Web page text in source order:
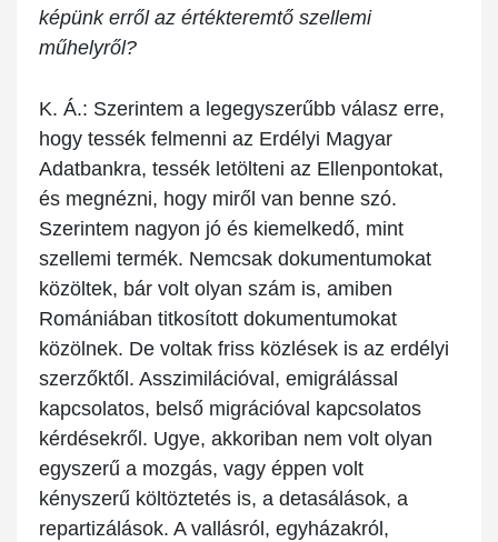
képünk erről az értékteremtő szellemi
műhelyről?
K. Á.: Szerintem a legegyszerűbb válasz erre,
hogy tessék felmenni az Erdélyi Magyar
Adatbankra, tessék letölteni az Ellenpontokat,
és megnézni, hogy miről van benne szó.
Szerintem nagyon jó és kiemelkedő, mint
szellemi termék. Nemcsak dokumentumokat
közöltek, bár volt olyan szám is, amiben
Romániában titkosított dokumentumokat
közölnek. De voltak friss közlések is az erdélyi
szerzőktől. Asszimilációval, emigrálással
kapcsolatos, belső migrációval kapcsolatos
kérdésekről. Ugye, akkoriban nem volt olyan
egyszerű a mozgás, vagy éppen volt
kényszerű költöztetés is, a detasálások, a
repartizálások. A vallásról, egyházakról,